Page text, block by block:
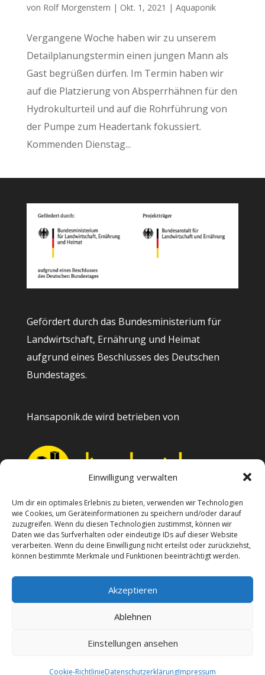
Einwilligung verwalten
Um dir ein optimales Erlebnis zu bieten, verwenden wir Technologien
wie Cookies, um Geräteinformationen zu speichern und/oder darauf
zuzugreifen. Wenn du diesen Technologien zustimmst, können wir
Daten wie das Surfverhalten oder eindeutige IDs auf dieser Website
verarbeiten. Wenn du deine Einwilligung nicht erteilst oder zurückziehst,
können bestimmte Merkmale und Funktionen beeinträchtigt werden.
Akzeptieren
Ablehnen
Einstellungen ansehen
Cookie-RichtlinieDatenschutzerklärungImpressum
von Rolf Morgenstern | Okt. 1, 2021 | Aquaponik
Vergangene Woche haben wir zu unserem
Detailplanungstermin einen jungen Mann als
Gast begrüßen dürfen. Im Termin haben wir
auf die Platzierung von Absperrhähnen für den
Hydrokulturteil und auf die Rohrführung von
der Pumpe zum Headertank fokussiert.
Kommenden Dienstag...
Gefördert durch das Bundesministerium für
Landwirtschaft, Ernährung und Heimat
aufgrund eines Beschlusses des Deutschen
Bundestages.
Hansaponik.de wird betrieben von
Kontakt
Impressum
Cookie-Richtlinie (EU)